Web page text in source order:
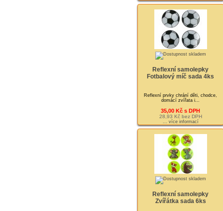
Reflexní samolepky
Fotbalový míč sada 4ks
Reflexní prvky chrání děti, chodce,
domácí zvířata i...
35,00 Kč s DPH
28,93 Kč bez DPH
... více informací
Reflexní samolepky
Zvířátka sada 6ks